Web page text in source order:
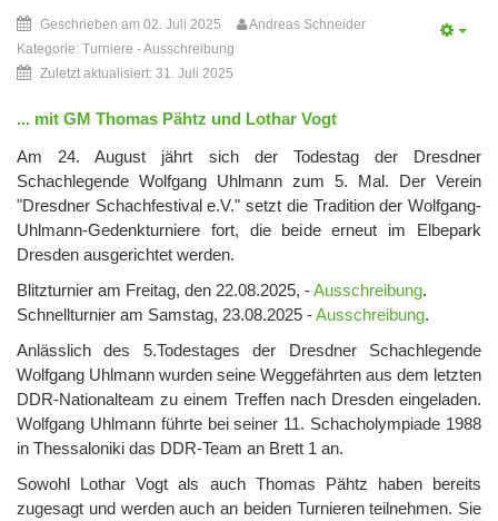
Geschrieben am 02. Juli 2025
Andreas Schneider
Kategorie: Turniere -Ausschreibung
Zuletzt aktualisiert: 31. Juli 2025
... mit GM Thomas Pähtz und Lothar Vogt
Am 24. August jährt sich der Todestag der Dresdner
Schachlegende Wolfgang Uhlmann zum 5. Mal. Der Verein
"Dresdner Schachfestival e.V." setzt die Tradition der Wolfgang-
Uhlmann-Gedenkturniere fort, die beide erneut im Elbepark
Dresden ausgerichtet werden.
Blitzturnier am Freitag, den 22.08.2025, -Ausschreibung.
Schnellturnier am Samstag, 23.08.2025 -Ausschreibung.
Anlässlich des 5.Todestages der Dresdner Schachlegende
Wolfgang Uhlmann wurden seine Weggefährten aus dem letzten
DDR-Nationalteam zu einem Treffen nach Dresden eingeladen.
Wolfgang Uhlmann führte bei seiner 11. Schacholympiade 1988
in Thessaloniki das DDR-Team an Brett 1 an.
Sowohl Lothar Vogt als auch Thomas Pähtz haben bereits
zugesagt und werden auch an beiden Turnieren teilnehmen. Sie